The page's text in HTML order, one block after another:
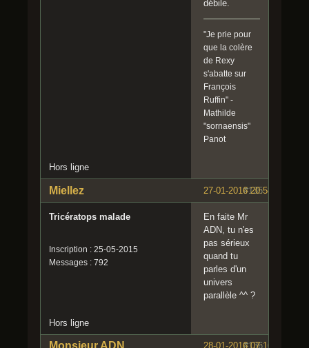
débile.
"Je prie pour
que la colère
de Rexy
s'abatte sur
François
Ruffin" -
Mathilde
"sornaensis"
Panot
Hors ligne
#135
27-01-2016 20:58:13
Miellez
Tricératops malade
Inscription : 25-05-2015
Messages : 792
En faite Mr
ADN, tu n'es
pas sérieux
quand tu
parles d'un
univers
parallèle ^^ ?
Hors ligne
#136
28-01-2016 07:16:42